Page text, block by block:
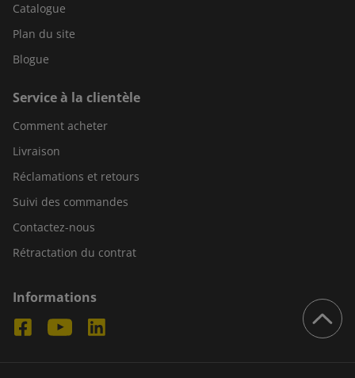
Catalogue
Plan du site
Blogue
Service à la clientèle
Comment acheter
Livraison
Réclamations et retours
Suivi des commandes
Contactez-nous
Rétractation du contrat
Informations